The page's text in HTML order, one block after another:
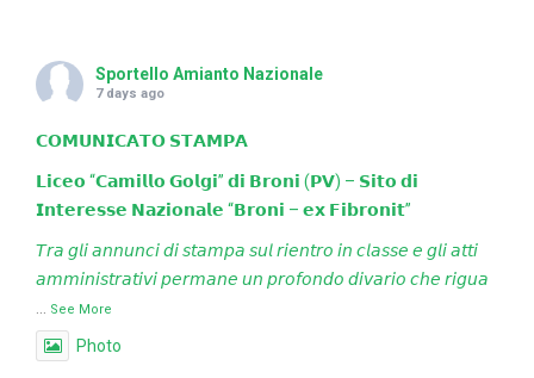
Sportello Amianto Nazionale
7 days ago
𝗖𝗢𝗠𝗨𝗡𝗜𝗖𝗔𝗧𝗢 𝗦𝗧𝗔𝗠𝗣𝗔
𝗟𝗶𝗰𝗲𝗼 “𝗖𝗮𝗺𝗶𝗹𝗹𝗼 𝗚𝗼𝗹𝗴𝗶” 𝗱𝗶 𝗕𝗿𝗼𝗻𝗶 (𝗣𝗩) – 𝗦𝗶𝘁𝗼 𝗱𝗶
𝗜𝗻𝘁𝗲𝗿𝗲𝘀𝘀𝗲 𝗡𝗮𝘇𝗶𝗼𝗻𝗮𝗹𝗲 “𝗕𝗿𝗼𝗻𝗶 – 𝗲𝘅 𝗙𝗶𝗯𝗿𝗼𝗻𝗶𝘁”
𝘛𝘳𝘢 𝘨𝘭𝘪 𝘢𝘯𝘯𝘶𝘯𝘤𝘪 𝘥𝘪 𝘴𝘵𝘢𝘮𝘱𝘢 𝘴𝘶𝘭 𝘳𝘪𝘦𝘯𝘵𝘳𝘰 𝘪𝘯 𝘤𝘭𝘢𝘴𝘴𝘦 𝘦 𝘨𝘭𝘪 𝘢𝘵𝘵𝘪
𝘢𝘮𝘮𝘪𝘯𝘪𝘴𝘵𝘳𝘢𝘵𝘪𝘷𝘪 𝘱𝘦𝘳𝘮𝘢𝘯𝘦 𝘶𝘯 𝘱𝘳𝘰𝘧𝘰𝘯𝘥𝘰 𝘥𝘪𝘷𝘢𝘳𝘪𝘰 𝘤𝘩𝘦 𝘳𝘪𝘨𝘶𝘢
See More
Photo